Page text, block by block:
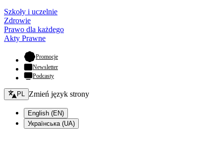
Szkoły i uczelnie
Zdrowie
Prawo dla każdego
Akty Prawne
Promocje- otwiera się w nowej karcie
Newsletter
Podcasty
Zmień język - bieżący:
PL Zmień język strony
English (EN)
Українська (UA)